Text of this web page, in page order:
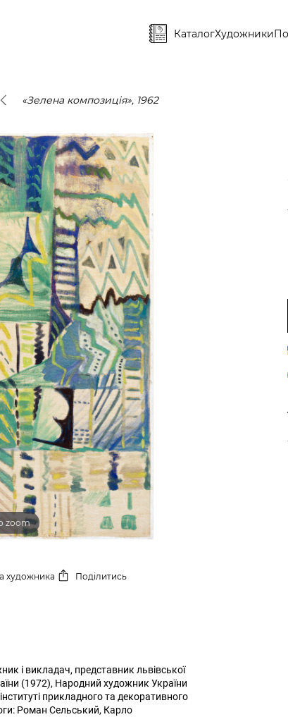
КаталогХудожники
«Зелена композиція», 1962
zoom
художника Поділитись
і викладач, представник львівської
(1972), Народний художник України
прикладного та декоративного
Роман Сельський, Карло